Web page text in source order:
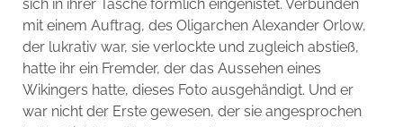
sich in ihrer Tasche förmlich eingenistet. Verbunden
mit einem Auftrag, des Oligarchen Alexander Orlow,
der lukrativ war, sie verlockte und zugleich abstieß,
hatte ihr ein Fremder, der das Aussehen eines
Wikingers hatte, dieses Foto ausgehändigt. Und er
war nicht der Erste gewesen, der sie angesprochen